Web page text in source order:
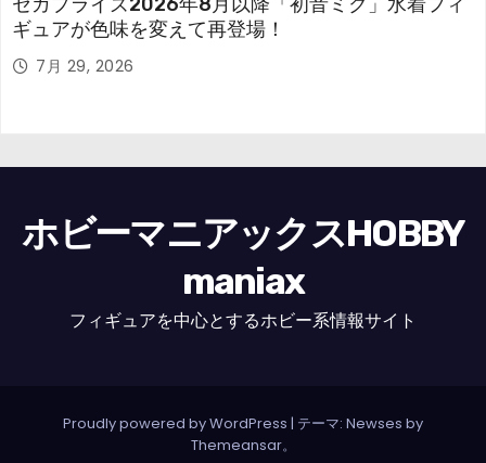
ギュアが色味を変えて再登場！
7月 29, 2026
ホビーマニアックスHOBBY
maniax
フィギュアを中心とするホビー系情報サイト
Proudly powered by WordPress | テーマ: Newses by
Themeansar。